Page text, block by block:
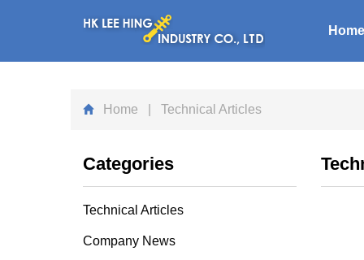
Home
Home | Technical Articles
Categories
Technical Articles
Company News